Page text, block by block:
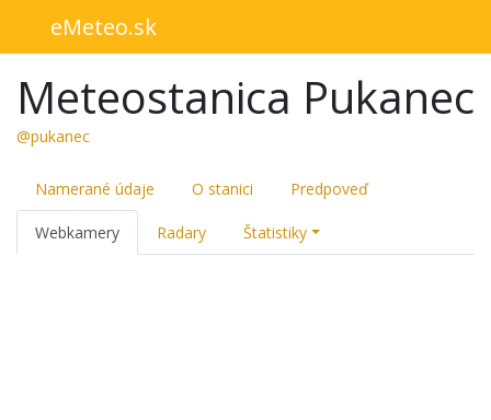
eMeteo.sk
Meteostanica Pukanec
@pukanec
Namerané údaje O stanici Predpoveď
Webkamery Radary Štatistiky